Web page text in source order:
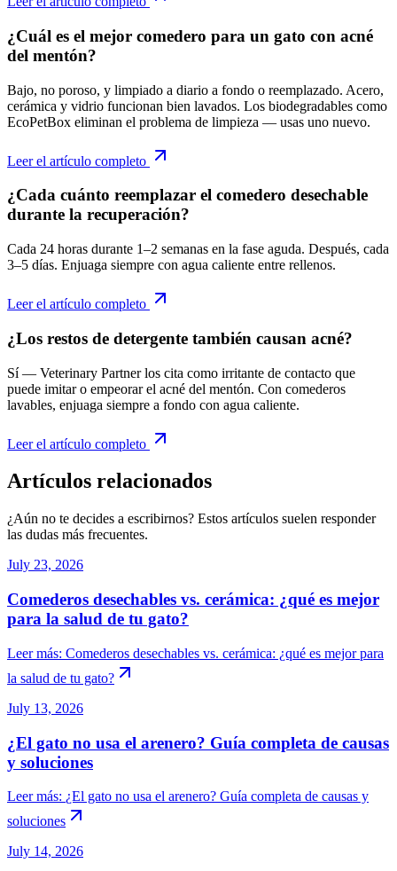
¿Cuál es el mejor comedero para un gato con acné
del mentón?
Bajo, no poroso, y limpiado a diario a fondo o reemplazado. Acero,
cerámica y vidrio funcionan bien lavados. Los biodegradables como
EcoPetBox eliminan el problema de limpieza — usas uno nuevo.
Leer el artículo completo
¿Cada cuánto reemplazar el comedero desechable
durante la recuperación?
Cada 24 horas durante 1–2 semanas en la fase aguda. Después, cada
3–5 días. Enjuaga siempre con agua caliente entre rellenos.
Leer el artículo completo
¿Los restos de detergente también causan acné?
Sí — Veterinary Partner los cita como irritante de contacto que
puede imitar o empeorar el acné del mentón. Con comederos
lavables, enjuaga siempre a fondo con agua caliente.
Leer el artículo completo
Artículos relacionados
¿Aún no te decides a escribirnos? Estos artículos suelen responder
las dudas más frecuentes.
July 23, 2026
Comederos desechables vs. cerámica: ¿qué es mejor
para la salud de tu gato?
Leer más: Comederos desechables vs. cerámica: ¿qué es mejor para
la salud de tu gato?
July 13, 2026
¿El gato no usa el arenero? Guía completa de causas
y soluciones
Leer más: ¿El gato no usa el arenero? Guía completa de causas y
soluciones
July 14, 2026